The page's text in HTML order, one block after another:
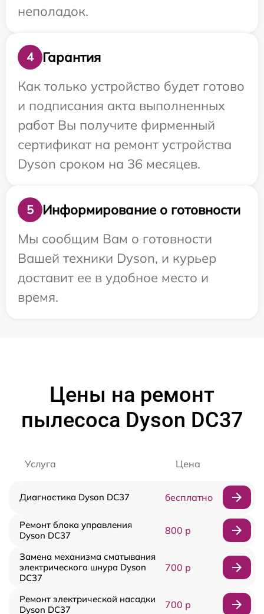
неполадок.
4
Гарантия
Как только устройство будет готово
и подписания акта выполненных
работ Вы получите фирменный
сертификат на ремонт устройства
Dyson сроком на 36 месяцев.
5
Информирование о готовности
Мы сообщим Вам о готовности
Вашей техники Dyson, и курьер
доставит ее в удобное место и
время.
Цены на ремонт
пылесоса Dyson DC37
Услуга Цена
Диагностика Dyson DC37 бесплатно
Ремонт блока управления
Dyson DC37
800 р
Замена механизма сматывания
электрического шнура Dyson
DC37
700 р
Ремонт электрической насадки
Dyson DC37
700 р